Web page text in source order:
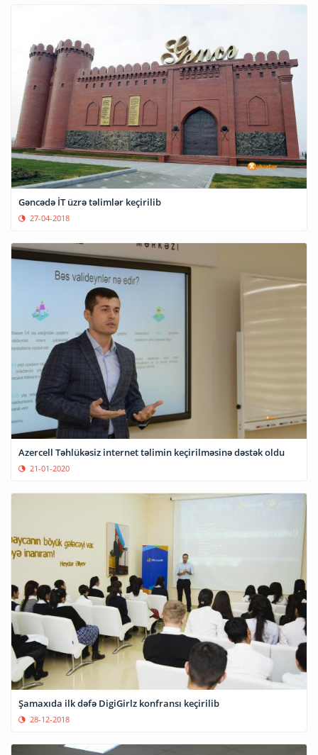
Gəncədə İT üzrə təlimlər keçirilib
27-04-2018
Azercell Təhlükəsiz internet təlimin keçirilməsinə dəstək oldu
21-01-2020
Şamaxıda ilk dəfə DigiGirlz konfransı keçirilib
28-12-2018